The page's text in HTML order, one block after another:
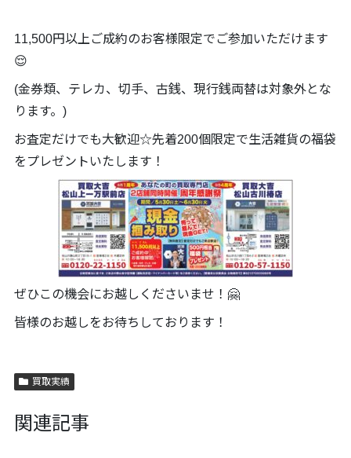
11,500円以上ご成約のお客様限定でご参加いただけます
😌
(金券類、テレカ、切手、古銭、現行銭両替は対象外とな
ります。)
お査定だけでも大歓迎☆先着200個限定で生活雑貨の福袋
をプレゼントいたします！
ぜひこの機会にお越しくださいませ！🤗
皆様のお越しをお待ちしております！
買取実績
関連記事